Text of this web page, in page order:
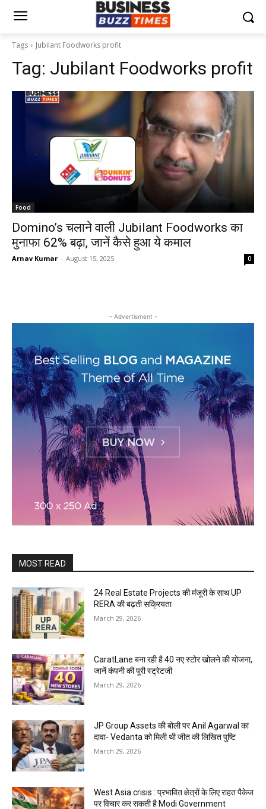
Tags Jubilant Foodworks profit
Tag: Jubilant Foodworks profit
Food
Domino’s चलाने वाली Jubilant Foodworks का
मुनाफा 62% बढ़ा, जानें कैसे हुआ ये कमाल
Arnav Kumar - August 15, 2025 0
- Advertisment -
MOST READ
24 Real Estate Projects की मंजूरी के साथ UP
RERA की बढ़ती सक्रियता
March 29, 2026
CaratLane बना रही है 40 नए स्टोर खोलने की योजना,
जानें कंपनी की पूरी स्ट्रेटजी
March 29, 2026
JP Group Assets की बोली पर Anil Agarwal का
दावा- Vedanta को मिली थी जीत की लिखित पुष्टि
March 29, 2026
West Asia crisis : प्रभावित क्षेत्रों के लिए राहत पैकेज
पर विचार कर सकती है Modi Government